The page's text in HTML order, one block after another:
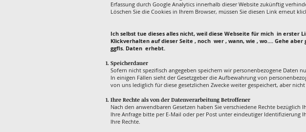
Erfassung durch Google Analytics innerhalb dieser Website zukünftig
Löschen Sie die Cookies in Ihrem Browser, müssen Sie diesen Link erneut
Ich selbst tue dieses alles nicht, weil diese Webseite für mich in erster
Klickverhalten auf dieser Seite , noch wer , wann, wie , wo.... Gehe
ggfls. Daten erhebt.
Speicherdauer
Sofern nicht spezifisch angegeben speichern wir personenbezogene Daten
In einigen Fällen sieht der Gesetzgeber die Aufbewahrung von
von uns lediglich für diese gesetzlichen Zwecke weiter gespeichert, aber
Ihre Rechte als von der Datenverarbeitung Betroffener
Nach den anwendbaren Gesetzen haben Sie verschiedene Rechte
Ihre Anfrage bitte per E-Mail oder per Post unter eindeutiger Identifizierung
Ihre Rechte.